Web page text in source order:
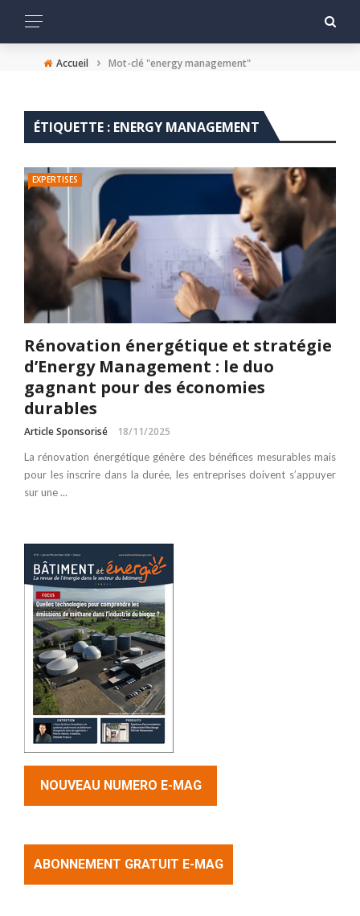
Accueil › Mot-clé "energy management"
ÉTIQUETTE : ENERGY MANAGEMENT
EXPERTISES
Rénovation énergétique et stratégie
d’Energy Management : le duo
gagnant pour des économies
durables
Article Sponsorisé 18/11/2025
La rénovation énergétique génère des bénéfices mesurables mais
pour les inscrire dans la durée, les entreprises doivent s’appuyer
sur une ...
NOUVEAU NUMERO E-MAG
ABONNEMENT GRATUIT E-MAG